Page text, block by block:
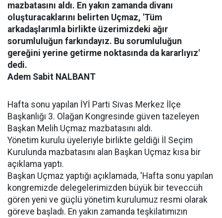
mazbatasını aldı. En yakın zamanda divanı
oluşturacaklarını belirten Uçmaz, 'Tüm
arkadaşlarımla birlikte üzerimizdeki ağır
sorumluluğun farkındayız. Bu sorumluluğun
gereğini yerine getirme noktasında da kararlıyız'
dedi.
Adem Sabit NALBANT
Hafta sonu yapılan İYİ Parti Sivas Merkez İlçe
Başkanlığı 3. Olağan Kongresinde güven tazeleyen
Başkan Melih Uçmaz mazbatasını aldı.
Yönetim kurulu üyeleriyle birlikte geldiği İl Seçim
Kurulunda mazbatasını alan Başkan Uçmaz kısa bir
açıklama yaptı.
Başkan Uçmaz yaptığı açıklamada, 'Hafta sonu yapılan
kongremizde delegelerimizden büyük bir teveccüh
gören yeni ve güçlü yönetim kurulumuz resmi olarak
göreve başladı. En yakın zamanda teşkilatımızın